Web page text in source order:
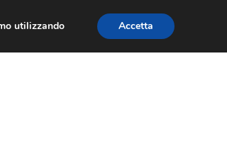
utilizzando
Accetta